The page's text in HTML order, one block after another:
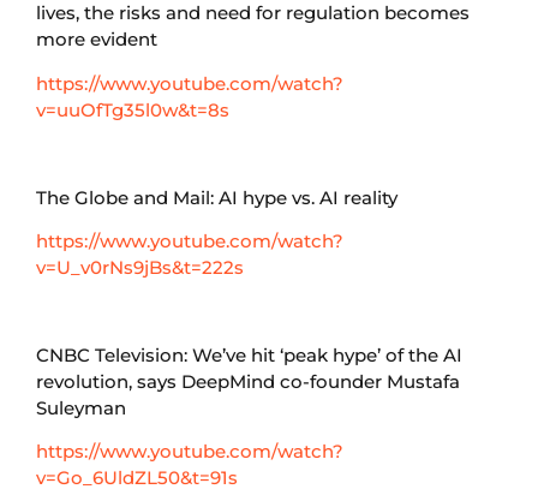
lives, the risks and need for regulation becomes
more evident
https://www.youtube.com/watch?
v=uuOfTg35l0w&t=8s
The Globe and Mail: AI hype vs. AI reality
https://www.youtube.com/watch?
v=U_v0rNs9jBs&t=222s
CNBC Television: We’ve hit ‘peak hype’ of the AI
revolution, says DeepMind co-founder Mustafa
Suleyman
https://www.youtube.com/watch?
v=Go_6UldZL50&t=91s